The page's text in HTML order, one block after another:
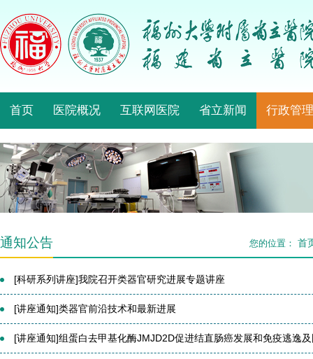
首页 医院概况 互联网医院 省立新闻 行政管理
通知公告 您的位置： 首
[科研系列讲座]我院召开类器官研究进展专题讲座
[讲座通知]类器官前沿技术和最新进展
[讲座通知]组蛋白去甲基化酶JMJD2D促进结直肠癌发展和免疫逃逸